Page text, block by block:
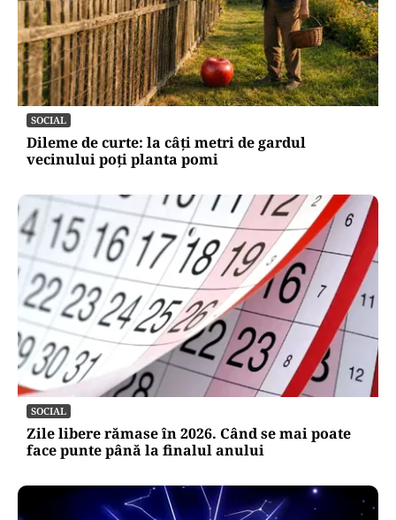
SOCIAL
Dileme de curte: la câți metri de gardul
vecinului poți planta pomi
SOCIAL
Zile libere rămase în 2026. Când se mai poate
face punte până la finalul anului